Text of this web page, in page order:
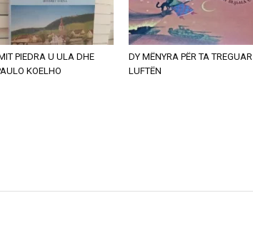
PIEDRA U ULA DHE
KOELHO
DY MËNYRA PËR TA TREGUAR
LUFTËN